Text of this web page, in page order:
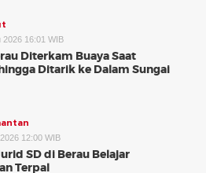
2026 16:01 WIB
Diterkam Buaya Saat
Ditarik ke Dalam Sungai
12:00 WIB
SD di Berau Belajar
Terpal